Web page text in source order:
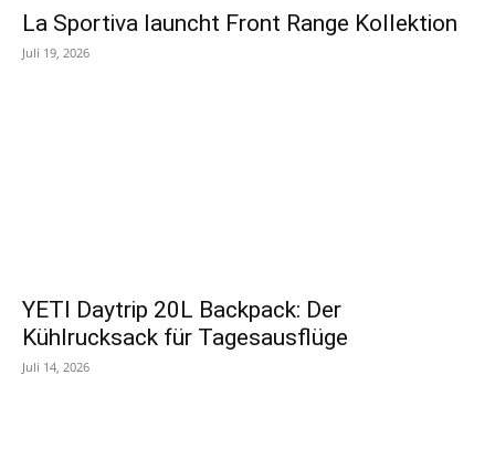
La Sportiva launcht Front Range Kollektion
Juli 19, 2026
YETI Daytrip 20L Backpack: Der
Kühlrucksack für Tagesausflüge
Juli 14, 2026